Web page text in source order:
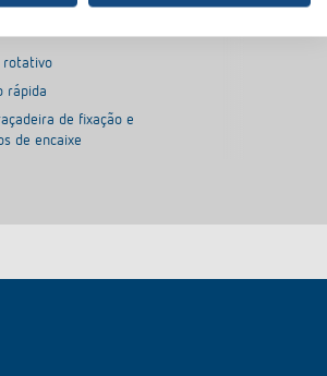
rotativo
rápida
de fixação e
de encaixe